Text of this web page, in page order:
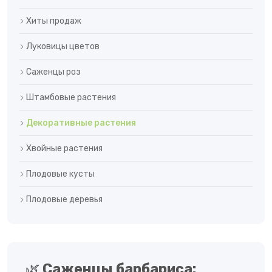
Хиты продаж
Луковицы цветов
Саженцы роз
Штамбовые растения
Декоративные растения
Хвойные растения
Плодовые кусты
Плодовые деревья